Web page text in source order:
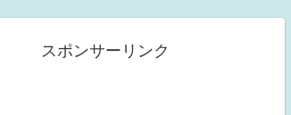
スポンサーリンク